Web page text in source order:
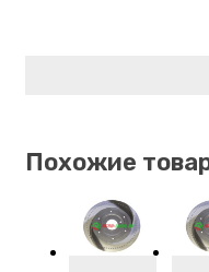
Похожие